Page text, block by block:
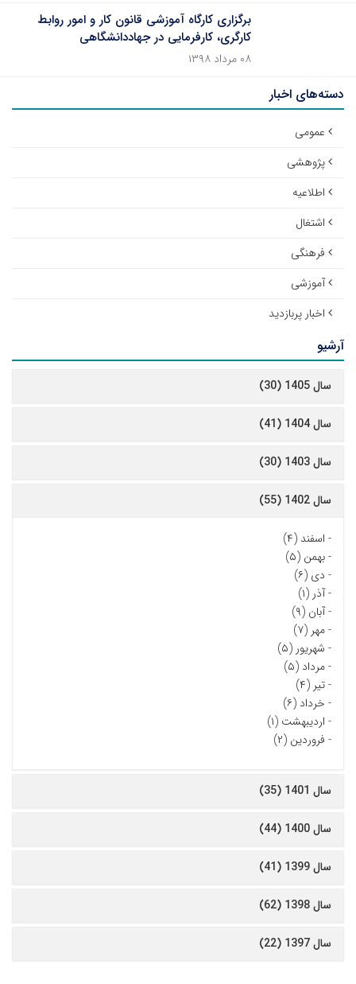
برگزاری کارگاه آموزشی قانون کار و امور روابط
کارگری، کارفرمایی در جهاددانشگاهی
۰۸ مرداد ۱۳۹۸
دسته‌های اخبار
عمومی
پژوهشی
اطلاعیه
اشتغال
فرهنگی
آموزشی
اخبار پربازدید
آرشیو
سال 1405 (30)
سال 1404 (41)
سال 1403 (30)
سال 1402 (55)
- اسفند (۴)
-بهمن (۵)
- دی (۶)
-آذر (۱)
-آبان (۹)
-مهر (۷)
- شهریور (۵)
-مرداد (۵)
-تیر (۴)
- خرداد (۶)
- اردیبهشت (۱)
- فروردین (۲)
سال 1401 (35)
سال 1400 (44)
سال 1399 (41)
سال 1398 (62)
سال 1397 (22)